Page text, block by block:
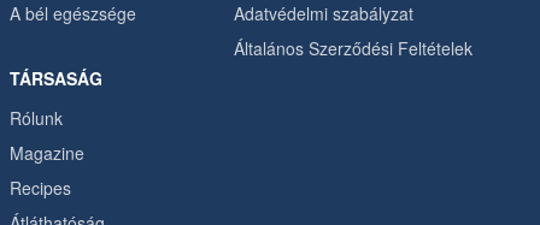
A bél egészsége
Adatvédelmi szabályzat
Általános Szerződési Feltételek
TÁRSASÁG
Rólunk
Magazine
Recipes